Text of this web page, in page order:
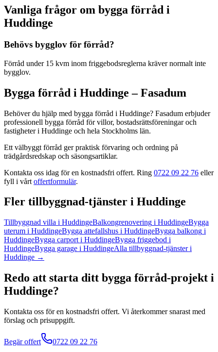
Vanliga frågor om bygga förråd i
Huddinge
Behövs bygglov för förråd?
Förråd under 15 kvm inom friggebodsreglerna kräver normalt inte
bygglov.
Bygga förråd i Huddinge – Fasadum
Behöver du hjälp med bygga förråd i Huddinge? Fasadum erbjuder
professionell bygga förråd för villor, bostadsrättsföreningar och
fastigheteri Huddinge och hela Stockholms län.
Ett välbyggt förråd ger praktisk förvaring och ordning på
trädgårdsredskap och säsongsartiklar.
Kontakta oss idag för en kostnadsfri offert. Ring 0722 09 22 76 eller
fyll i vårt offertformulär.
Fler tillbyggnad-tjänster i Huddinge
Tillbyggnad villa i HuddingeBalkongrenovering i HuddingeBygga
uterum i HuddingeBygga attefallshus i HuddingeBygga balkong i
HuddingeBygga carport i HuddingeBygga friggebod i
HuddingeBygga garage i HuddingeAlla tillbyggnad-tjänsteri
Huddinge →
Redo att starta ditt bygga förråd-projekt i
Huddinge?
Kontakta oss för en kostnadsfri offert. Vi återkommer snarast med
förslag och prisuppgift.
Begär offert 0722 09 22 76